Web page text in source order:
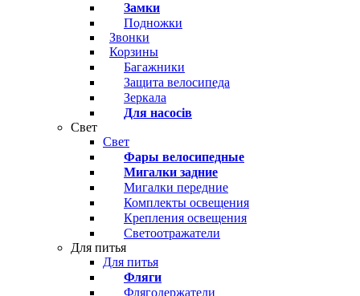
Замки
Подножки
Звонки
Корзины
Багажники
Защита велосипеда
Зеркала
Для насосів
Свет
Свет
Фары велосипедные
Мигалки задние
Мигалки передние
Комплекты освещения
Крепления освещения
Светоотражатели
Для питья
Для питья
Фляги
Флягодержатели